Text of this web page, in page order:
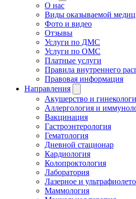
О нас
Виды оказываемой
Фото и видео
Отзывы
Услуги по ДМС
Услуги по ОМС
Платные услуги
Правила внутреннего
Правовая информация
Направления
Акушерство и
Аллергология и
Вакцинация
Гастроэнтерология
Гематология
Дневной стационар
Кардиология
Колопроктология
Лаборатория
Лазерное и
Маммология